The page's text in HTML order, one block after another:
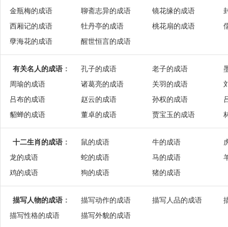
金瓶梅的成语
聊斋志异的成语 镜花缘的成语
西厢记的成语
牡丹亭的成语 桃花扇的成语
孽海花的成语
醒世恒言的成语
有关名人的成语 ： 孔子的成语 老子的成语
周瑜的成语
诸葛亮的成语 关羽的成语
吕布的成语
赵云的成语 孙权的成语
貂蝉的成语
董卓的成语 贾宝玉的成语
十二生肖的成语 ： 鼠的成语 牛的成语
龙的成语
蛇的成语 马的成语
鸡的成语
狗的成语 猪的成语
描写人物的成语 ： 描写动作的成语 描写人品的成语
描写性格的成语
描写外貌的成语